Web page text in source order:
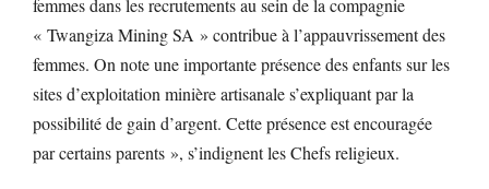
femmes dans les recrutements au sein de la compagnie
« Twangiza Mining SA » contribue à l’appauvrissement des
femmes. On note une importante présence des enfants sur les
sites d’exploitation minière artisanale s’expliquant par la
possibilité de gain d’argent. Cette présence est encouragée
par certains parents », s’indignent les Chefs religieux.